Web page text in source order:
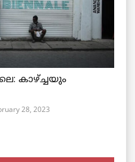
കാഴ്ച്ചയും
28, 2023